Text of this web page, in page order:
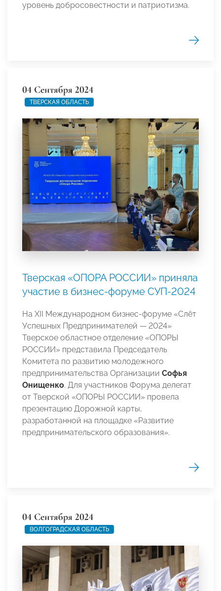
уровень добросовестности и патриотизма.
04 Сентября 2024
ТВЕРСКАЯ ОБЛАСТЬ
Тверская «ОПОРА РОССИИ» приняла
участие в бизнес-форуме СУП-2024
На XII Международном бизнес-форуме «Слёт
Успешных Предпринимателей — 2024»
Тверское областное отделение «ОПОРЫ
РОССИИ» представила Председатель
Комитета по развитию молодежного
предпринимательства Организации Софья
Онищенко. Для участников Форума делегат
от Тверской «ОПОРЫ РОССИИ» провела
презентацию Дорожной карты,
разработанной на площадке «Развитие
предпринимательского образования».
04 Сентября 2024
ВОЛГОГРАДСКАЯ ОБЛАСТЬ